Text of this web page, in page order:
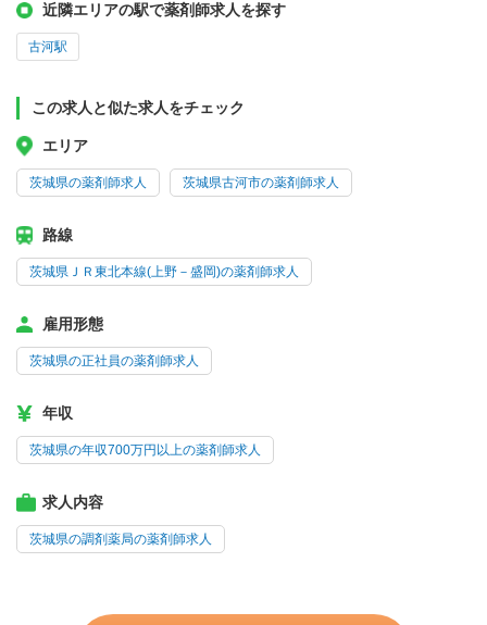
近隣エリアの駅で薬剤師求人を探す
古河駅
この求人と似た求人をチェック
エリア
茨城県の薬剤師求人 茨城県古河市の薬剤師求人
路線
茨城県ＪＲ東北本線(上野－盛岡)の薬剤師求人
雇用形態
茨城県の正社員の薬剤師求人
年収
茨城県の年収700万円以上の薬剤師求人
求人内容
茨城県の調剤薬局の薬剤師求人